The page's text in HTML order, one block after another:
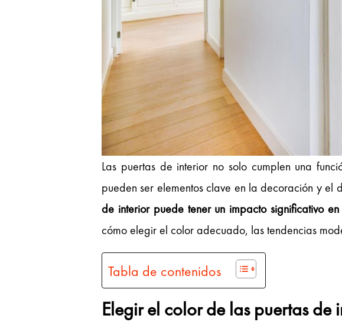
Las puertas de interior no solo cumplen una
pueden ser elementos clave en la decoración y el
de interior puede tener un impacto significativo
cómo elegir el color adecuado, las tendencias
Tabla de contenidos
Elegir el color de las puertas de